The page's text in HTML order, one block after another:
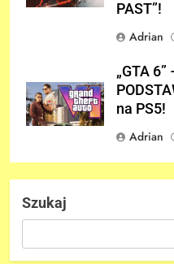
PAST”!
Adrian
„GTA
na PS5!
Adrian
Szukaj